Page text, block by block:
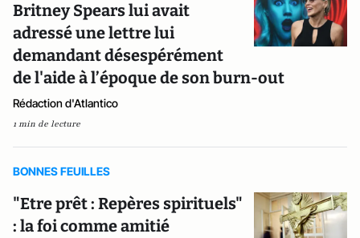
Britney Spears lui avait
adressé une lettre lui
demandant désespérément
de l'aide à l’époque de son burn-out
Rédaction d'Atlantico
1 min de lecture
BONNES FEUILLES
"Etre prêt : Repères spirituels"
: la foi comme amitié